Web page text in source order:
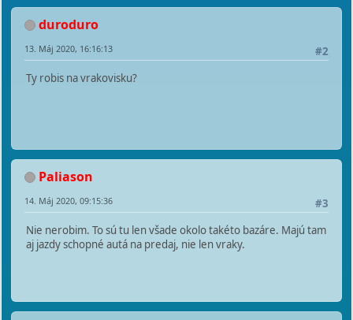
duroduro
#2
13. Máj 2020, 16:16:13
Ty robis na vrakovisku?
Paliason
#3
14. Máj 2020, 09:15:36
Nie nerobim. To sú tu len všade okolo takéto bazáre. Majú tam
aj jazdy schopné autá na predaj, nie len vraky.